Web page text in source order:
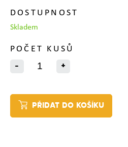
DOSTUPNOST
Skladem
POČET KUSŮ
-
+
PŘIDAT DO KOŠÍKU